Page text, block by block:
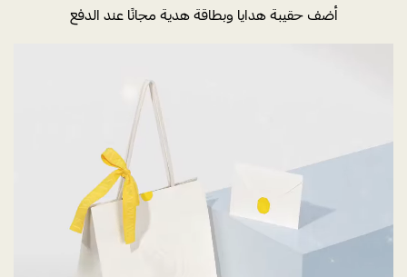
أضف حقيبة هدايا وبطاقة هدية مجانًا عند الدفع